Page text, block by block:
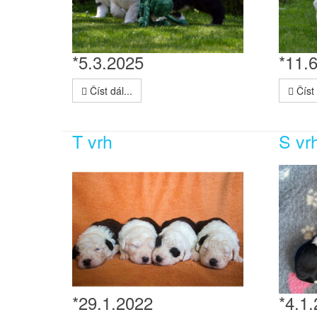
*5.3.2025
Číst dál... Číst
T vrh
*29.1.2022
S